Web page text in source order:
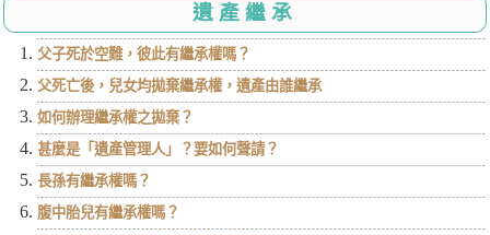
遺產繼承
父子死於空難，彼此有繼承權嗎？
父死亡後，兒女均拋棄繼承權，遺產由誰繼承
如何辦理繼承權之拋棄？
甚麼是「遺產管理人」？要如何聲請？
長孫有繼承權嗎？
腹中胎兒有繼承權嗎？